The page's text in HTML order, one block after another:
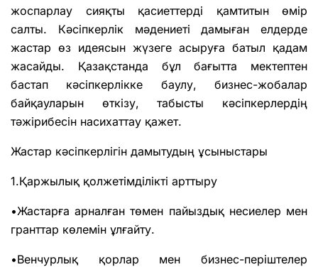
жоспарлау сияқты қасиеттерді қамтитын өмір
салты. Кәсіпкерлік мәдениеті дамыған елдерде
жастар өз идеясын жүзеге асыруға батыл қадам
жасайды. Қазақстанда бұл бағытта мектептен
бастап кәсіпкерлікке баулу, бизнес-жобалар
байқауларын өткізу, табысты кәсіпкерлердің
тәжірибесін насихаттау қажет.
Жастар кәсіпкерлігін дамытудың ұсыныстары
1.Қаржылық қолжетімділікті арттыру
•Жастарға арналған төмен пайыздық несиелер мен
гранттар көлемін ұлғайту.
•Венчурлық қорлар мен бизнес-періштелер